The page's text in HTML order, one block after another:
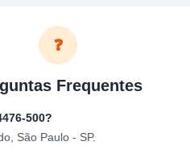
❓
Frequentes
500?
São Paulo - SP.